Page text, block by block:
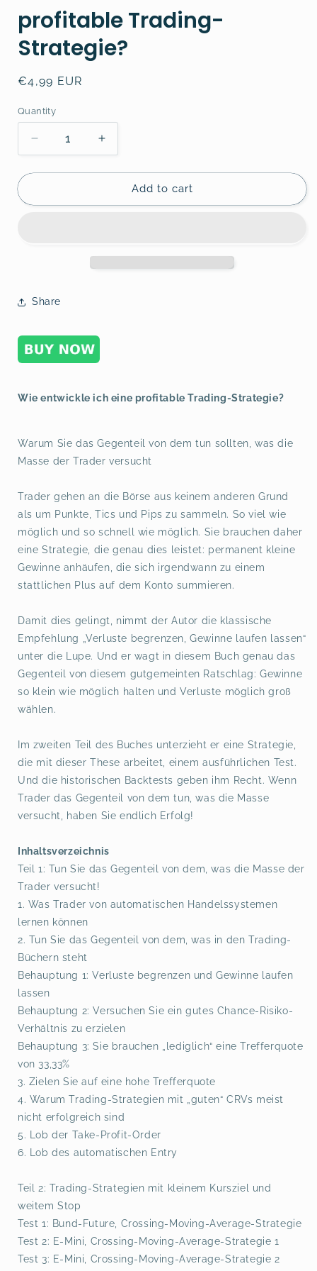
profitable Trading-
Strategie?
Regular
€4,99 EUR
Quantity
Decrease
quantity
for
entwickle
Increase
quantity
for
entwickle
Add to cart
Share
Wie entwickle ich eine profitable Trading-Strategie?
Warum Sie das Gegenteil von dem tun sollten, was die
Masse der Trader versucht
Trader gehen an die Börse aus keinem anderen Grund
als um Punkte, Tics und Pips zu sammeln. So viel wie
möglich und so schnell wie möglich. Sie brauchen daher
eine Strategie, die genau dies leistet: permanent kleine
Gewinne anhäufen, die sich irgendwann zu einem
stattlichen Plus auf dem Konto summieren.
Damit dies gelingt, nimmt der Autor die klassische
Empfehlung „Verluste begrenzen, Gewinne laufen lassen“
unter die Lupe. Und er wagt in diesem Buch genau das
Gegenteil von diesem gutgemeinten Ratschlag: Gewinne
so klein wie möglich halten und Verluste möglich groß
wählen.
Im zweiten Teil des Buches unterzieht er eine Strategie,
die mit dieser These arbeitet, einem ausführlichen Test.
Und die historischen Backtests geben ihm Recht. Wenn
Trader das Gegenteil von dem tun, was die Masse
versucht, haben Sie endlich Erfolg!
Inhaltsverzeichnis
Teil 1: Tun Sie das Gegenteil von dem, was die Masse der
Trader versucht!
1. Was Trader von automatischen Handelssystemen
lernen können
2. Tun Sie das Gegenteil von dem, was in den Trading-
Büchern steht
Behauptung 1: Verluste begrenzen und Gewinne laufen
lassen
Behauptung 2: Versuchen Sie ein gutes Chance-Risiko-
Verhältnis zu erzielen
Behauptung 3: Sie brauchen „lediglich“ eine Trefferquote
von 33,33%
3. Zielen Sie auf eine hohe Trefferquote
4. Warum Trading-Strategien mit „guten“ CRVs meist
nicht erfolgreich sind
5. Lob der Take-Profit-Order
6. Lob des automatischen Entry
Teil 2: Trading-Strategien mit kleinem Kursziel und
weitem Stop
Test 1: Bund-Future, Crossing-Moving-Average-Strategie
Test 2: E-Mini, Crossing-Moving-Average-Strategie 1
Test 3: E-Mini, Crossing-Moving-Average-Strategie 2